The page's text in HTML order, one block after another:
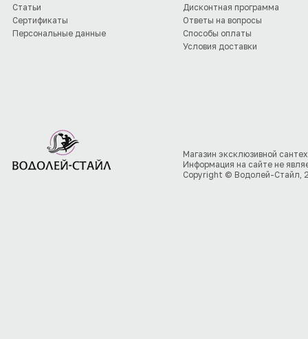
Статьи
Сертификаты
Персональные данные
Дисконтная программа
Ответы на вопросы
Способы оплаты
Условия доставки
Магазин эксклюзивной
Информация на сайте не
Copyright © Водолей-Стайл,